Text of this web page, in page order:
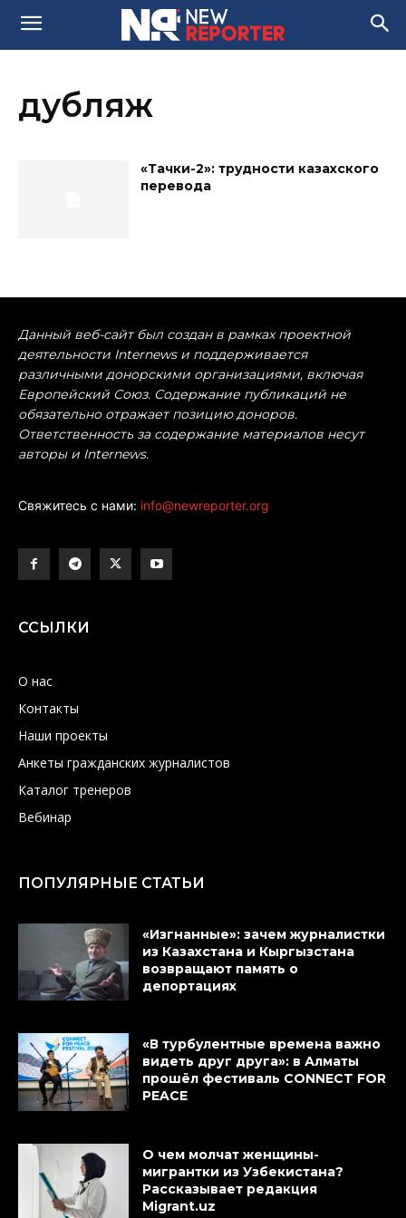
дубляж
«Тачки-2»: трудности казахского
перевода
Данный веб-сайт был создан в рамках проектной
деятельности Internews и поддерживается
различными донорскими организациями, включая
Европейский Союз. Содержание публикаций не
обязательно отражает позицию доноров.
Ответственность за содержание материалов несут
авторы и Internews.
Свяжитесь с нами: info@newreporter.org
ССЫЛКИ
О нас
Контакты
Наши проекты
Анкеты гражданских журналистов
Каталог тренеров
Вебинар
ПОПУЛЯРНЫЕ СТАТЬИ
«Изгнанные»: зачем журналистки
из Казахстана и Кыргызстана
возвращают память о
депортациях
«В турбулентные времена важно
видеть друг друга»: в Алматы
прошёл фестиваль CONNECT FOR
PEACE
О чем молчат женщины-
мигрантки из Узбекистана?
Рассказывает редакция
Migrant.uz